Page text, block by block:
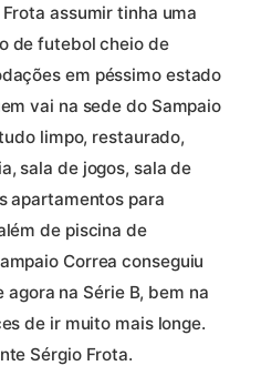
assumir tinha uma
de futebol cheio de
em péssimo estado
vai na sede do Sampaio
limpo, restaurado,
sala de jogos, sala de
apartamentos para
de piscina de
Correa conseguiu
agora na Série B, bem na
de ir muito mais longe.
Sérgio Frota.